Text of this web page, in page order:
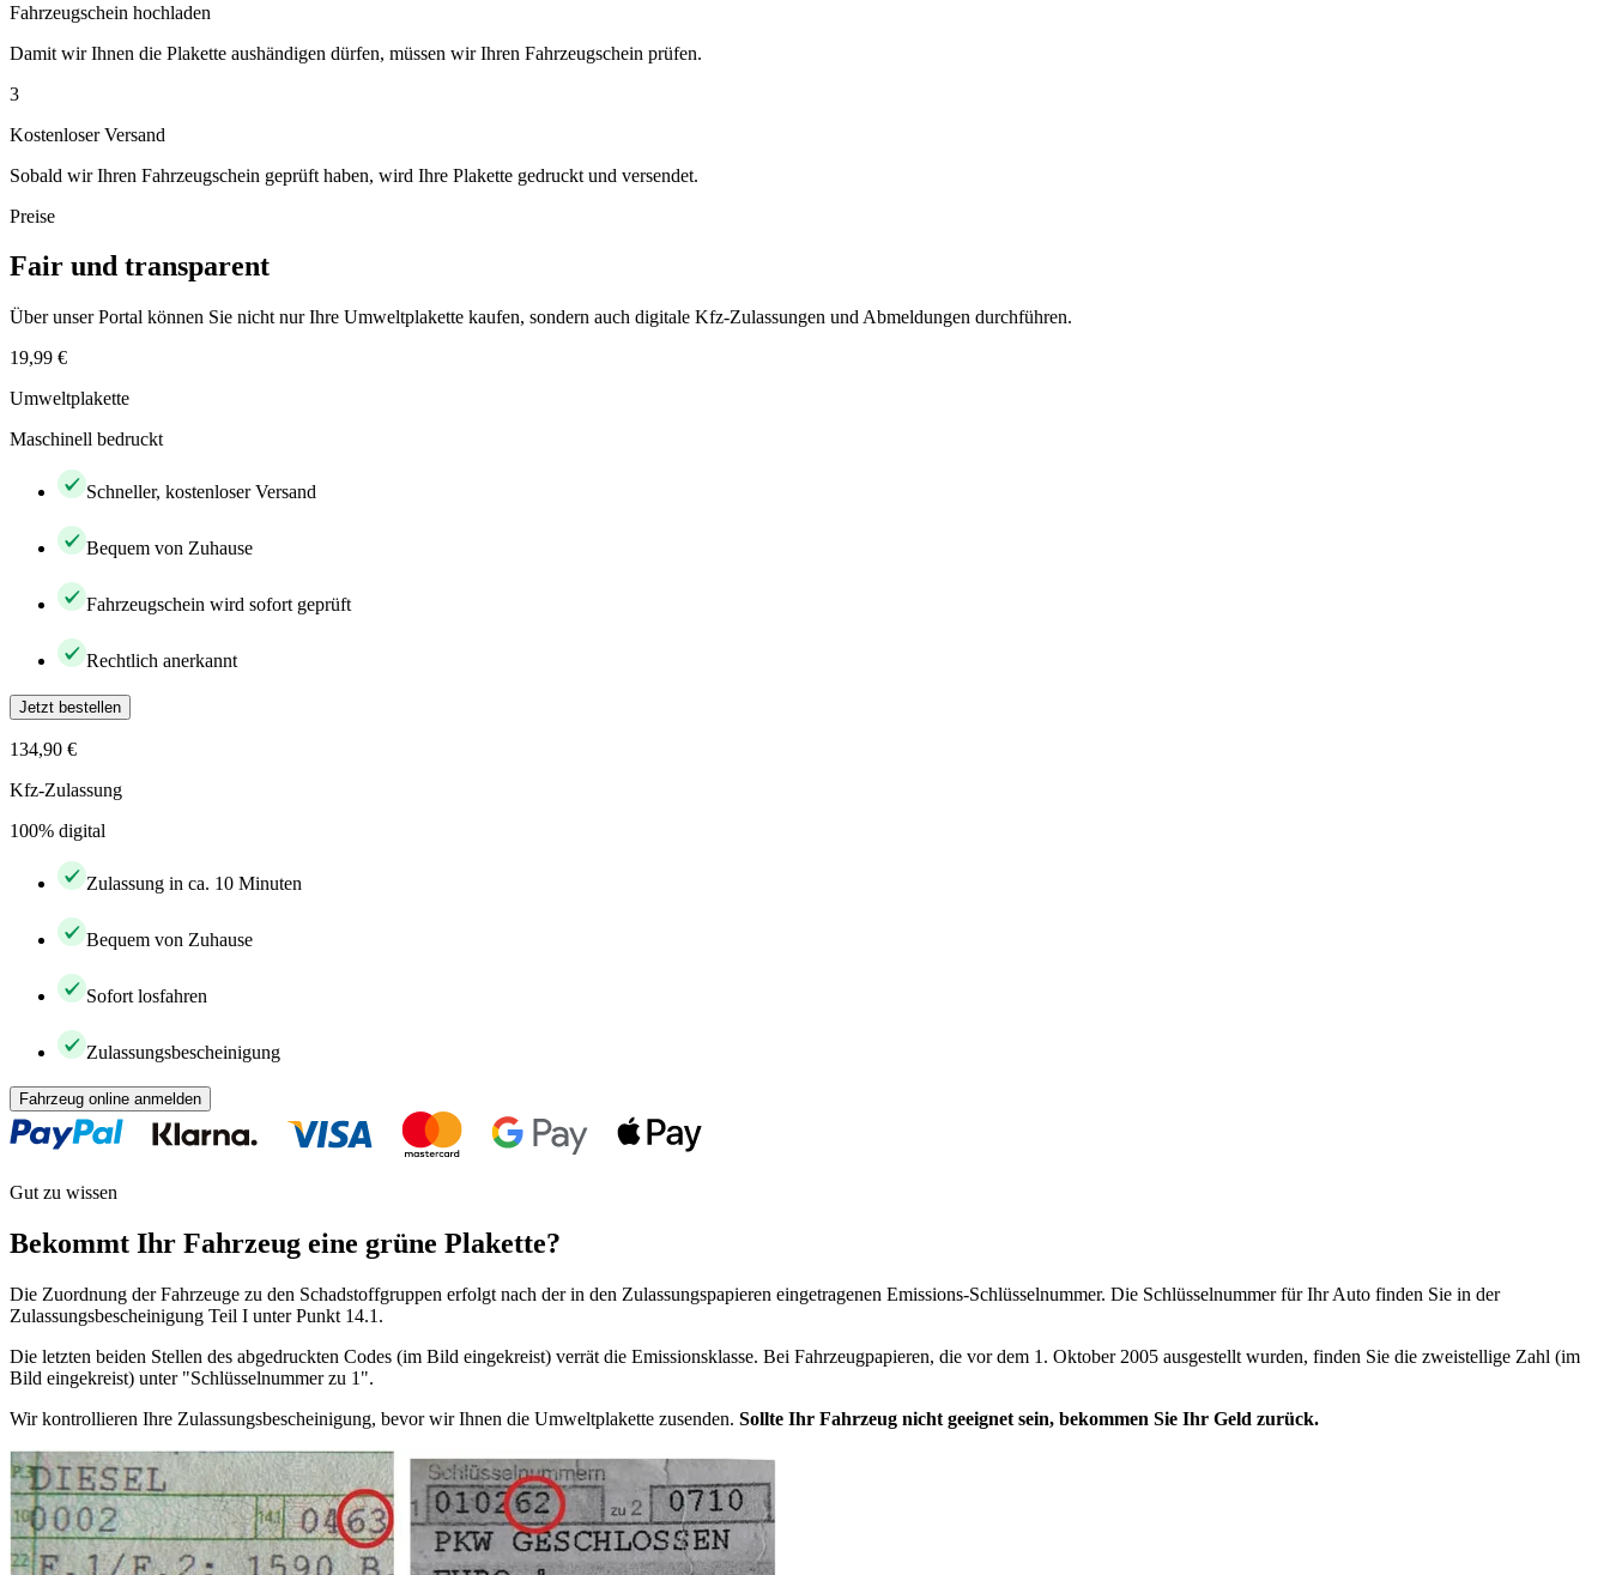
Fahrzeugschein hochladen
Damit wir Ihnen die Plakette aushändigen dürfen, müssen wir Ihren Fahrzeugschein prüfen.
3
Kostenloser Versand
Sobald wir Ihren Fahrzeugschein geprüft haben, wird Ihre Plakette gedruckt und versendet.
Preise
Fair und transparent
Über unser Portal können Sie nicht nur Ihre Umweltplakette kaufen, sondern auch digitale Kfz-Zulassungen und Abmeldungen durchführen.
19,99 €
Umweltplakette
Maschinell bedruckt
Schneller, kostenloser Versand
Bequem von Zuhause
Fahrzeugschein wird sofort geprüft
Rechtlich anerkannt
Jetzt bestellen
134,90 €
Kfz-Zulassung
100% digital
Zulassung in ca. 10 Minuten
Bequem von Zuhause
Sofort losfahren
Zulassungsbescheinigung
Fahrzeug online anmelden
Gut zu wissen
Bekommt Ihr Fahrzeug eine grüne Plakette?
Die Zuordnung der Fahrzeuge zu den Schadstoffgruppen erfolgt nach der in den Zulassungspapieren eingetragenen Emissions-Schlüsselnummer. Die Schlüsselnummer für Ihr Auto finden Sie in der
Zulassungsbescheinigung Teil I unter Punkt 14.1.
Die letzten beiden Stellen des abgedruckten Codes (im Bild eingekreist) verrät die Emissionsklasse. Bei Fahrzeugpapieren, die vor dem 1. Oktober 2005 ausgestellt wurden, finden Sie die zweistellige Zahl (im
Bild eingekreist) unter "Schlüsselnummer zu 1".
Wir kontrollieren Ihre Zulassungsbescheinigung, bevor wir Ihnen die Umweltplakette zusenden. Sollte Ihr Fahrzeug nicht geeignet sein, bekommen Sie Ihr Geld zurück.